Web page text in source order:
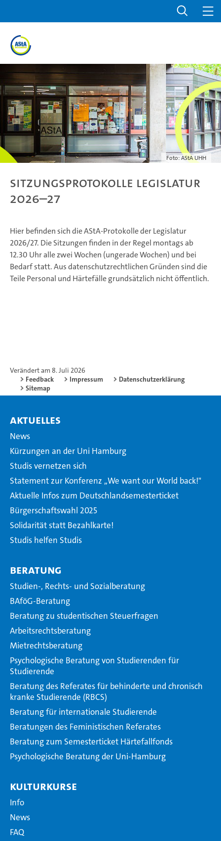
Foto: AStA UHH
Sitzungsprotokolle Legislatur
2026–27
Hier befinden sich die AStA-Protokolle der Legislatur
2026/27. Die Sitzungen finden in der Regel montags ab
12.30 Uhr alle zwei Wochen (ungerade Wochen) und bei
Bedarf statt. Aus datenschutzrechtlichen Gründen sind die
Teile Personal und Härtefälle grundsätzlich nicht öffentlich.
Verändert am 8. Juli 2026
Feedback
Impressum
Datenschutzerklärung
Sitemap
Aktuelles
News
Kürzungen an der Uni Hamburg
Studis vernetzen sich
Statement zur Konferenz ,,We want our World back!"
Aktuelle Infos zum Deutschlandsemesterticket
Bürgerschaftswahl 2025
Solidarität statt Bezahlkarte!
Studis helfen Studis
Beratung
Studien-, Rechts- und Sozialberatung
BAföG-Beratung
Beratung zu studentischen Steuerfragen
Arbeitsrechtsberatung
Mietrechtsberatung
Psychologische Beratung von Studierenden für
Studierende
Beratung des Referates für behinderte und chronisch
kranke Studierende (RBCS)
Beratung für internationale Studierende
Beratungen des Feministischen Referates
Beratung zum Semesterticket Härtefallfonds
Psychologische Beratung der Uni-Hamburg
Kulturkurse
Info
News
FAQ